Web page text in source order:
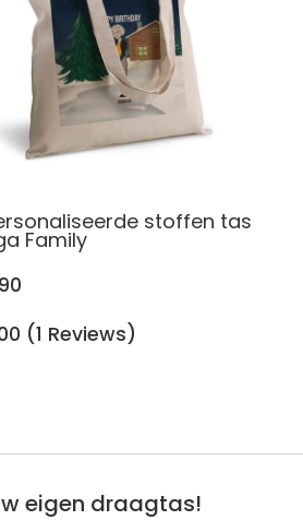
stoffen tas
Family
(1 Reviews)
eigen draagtas!